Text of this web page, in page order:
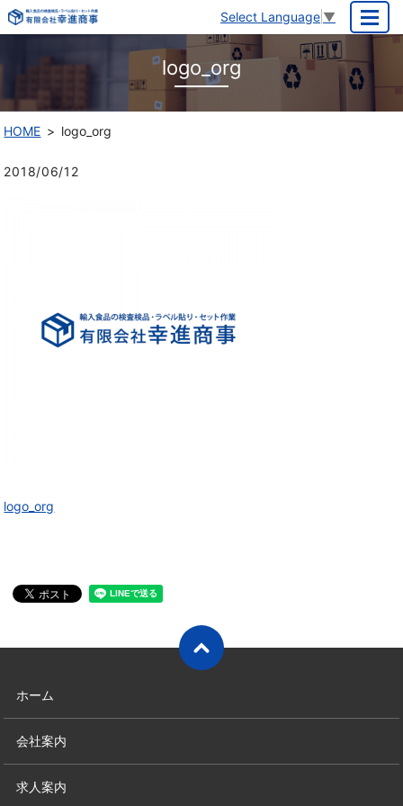
Select Language ▼
MENU
logo_org
HOME logo_org
2018/06/12
logo_org
ホーム
会社案内
求人案内